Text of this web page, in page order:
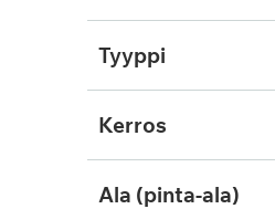
Tyyppi
Kerros
Ala (pinta-ala)